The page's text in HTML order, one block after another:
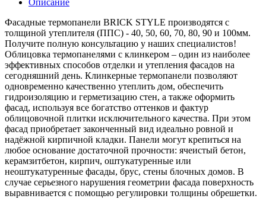
Описание
Фасадные термопанели BRICK STYLE производятся с
толщиной утеплителя (ППС) - 40, 50, 60, 70, 80, 90 и 100мм.
Получите полную консультацию у наших специалистов!
Облицовка термопанелями с клинкером – один из наиболее
эффективных способов отделки и утепления фасадов на
сегодняшний день. Клинкерные термопанели позволяют
одновременно качественно утеплить дом, обеспечить
гидроизоляцию и герметизацию стен, а также оформить
фасад, используя все богатство оттенков и фактур
облицовочной плитки исключительного качества. При этом
фасад приобретает законченный вид идеально ровной и
надёжной кирпичной кладки. Панели могут крепиться на
любое основание достаточной прочности: ячеистый бетон,
керамзитбетон, кирпич, оштукатуренные или
неоштукатуренные фасады, брус, стены блочных домов. В
случае серьезного нарушения геометрии фасада поверхность
выравнивается с помощью регулировки толщины обрешетки.